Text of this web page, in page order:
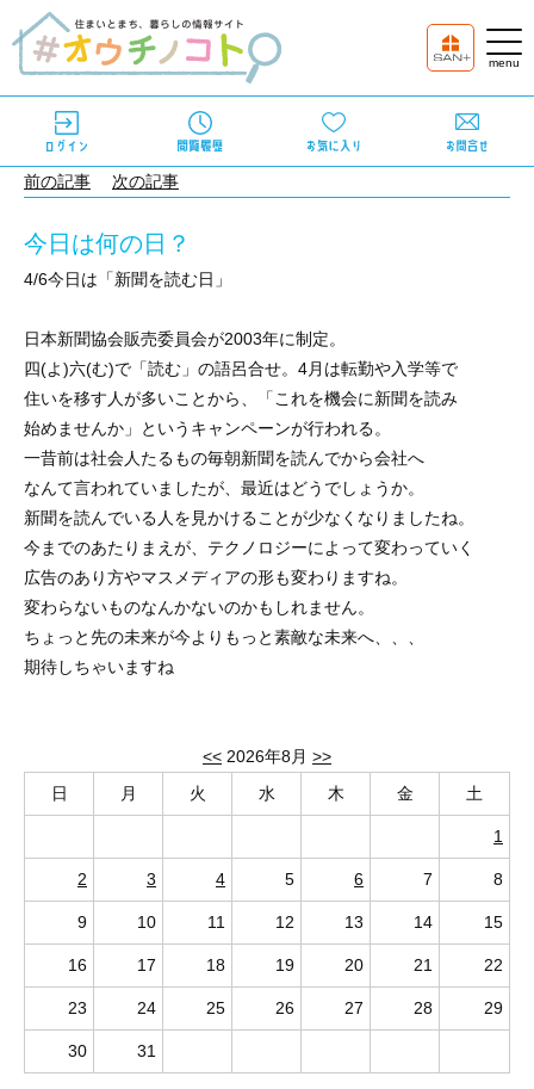
<< 2026年8月 >>
日
月 火 水 木 金 土
1
2 3 4 5 6 7 8
9 10 11 12 13 14 15
16 17 18 19 20 21 22
23 24 25 26 27 28 29
30 31
前の記事 次の記事
今日は何の日？
4/6今日は「新聞を読む日」
日本新聞協会販売委員会が2003年に制定。
四(よ)六(む)で「読む」の語呂合せ。4月は転勤や入学等で
住いを移す人が多いことから、「これを機会に新聞を読み
始めませんか」というキャンペーンが行われる。
一昔前は社会人たるもの毎朝新聞を読んでから会社へ
なんて言われていましたが、最近はどうでしょうか。
新聞を読んでいる人を見かけることが少なくなりましたね。
今までのあたりまえが、テクノロジーによって変わっていく
広告のあり方やマスメディアの形も変わりますね。
変わらないものなんかないのかもしれません。
ちょっと先の未来が今よりもっと素敵な未来へ、、、
期待しちゃいますね